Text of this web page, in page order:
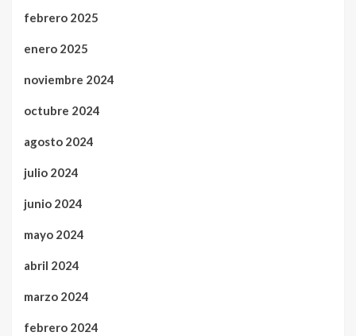
febrero 2025
enero 2025
noviembre 2024
octubre 2024
agosto 2024
julio 2024
junio 2024
mayo 2024
abril 2024
marzo 2024
febrero 2024